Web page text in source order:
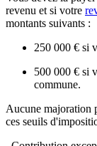
revenu et si votre
montants suivants :
250 000 € si
500 000 € si
commune.
Aucune majoration
ces seuils